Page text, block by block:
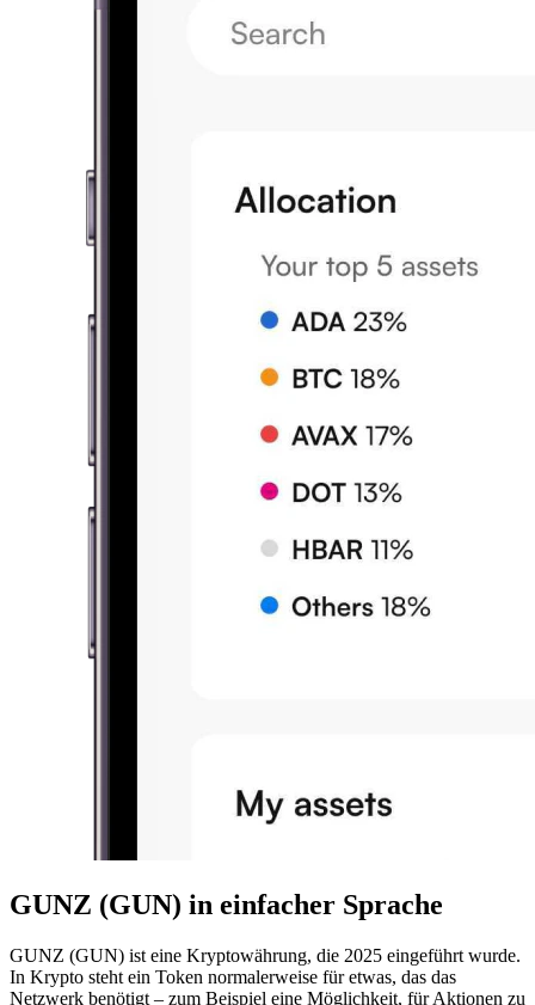
GUNZ (GUN) in einfacher Sprache
GUNZ (GUN) ist eine Kryptowährung, die 2025 eingeführt wurde.
In Krypto steht ein Token normalerweise für etwas, das das
Netzwerk benötigt – zum Beispiel eine Möglichkeit, für Aktionen zu